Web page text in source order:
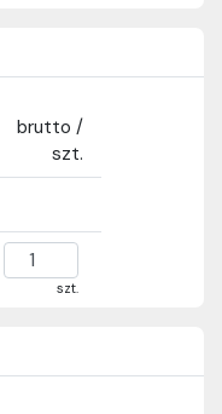
brutto /
szt.
szt.